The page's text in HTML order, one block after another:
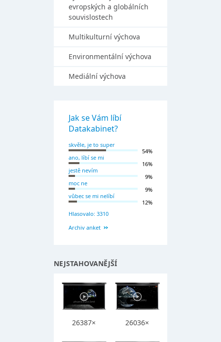
evropských a globálních
souvislostech
Multikulturní výchova
Environmentální výchova
Mediální výchova
Jak se Vám líbí
Datakabinet?
skvěle, je to super
54%
ano, líbí se mi
16%
jestě nevím
9%
moc ne
9%
vůbec se mi nelíbí
12%
Hlasovalo: 3310
Archiv anket
NEJSTAHOVANĚJŠÍ
26387× 26036×